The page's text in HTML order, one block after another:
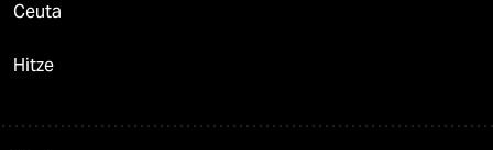
Ceuta
Hitze